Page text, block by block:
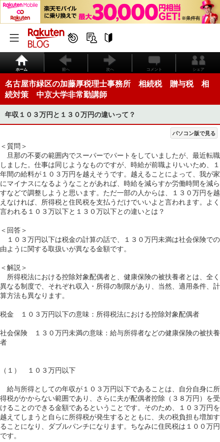
ホーム 前へ 次へ コメント シェア
名古屋市緑区の加藤厚税理士事務所 相続税 贈与税 相
続対策 中京大学非常勤講師
年収１０３万円と１３０万円の違いって？
パソコン版で見る
＜質問＞
旦那の不要の範囲内でスーパーでパートをしていましたが、最近転職
しました。仕事は同じようなものですが、時給が前職よりいいため、１
年間の給料が１０３万円を越えそうです。越えることによって、我が家
にマイナスになるようなことがあれば、時給を減らすか労働時間を減ら
すなどで調整しようと思います。ただ一部の人からは、１３０万円を越
えなければ、所得税と住民税を支払うだけでいいよと言われます。よく
言われる１０３万以下と１３０万以下との違いとは？
＜回答＞
１０３万円以下は税金の計算の話で、１３０万円未満は社会保険での
由ように関する取扱いが異なる金額です。
＜解説＞
所得税法における控除対象配偶者と、健康保険の被扶養者とは、全く
異なる制度で、それぞれ収入・所得の制限があり、当然、適用条件、計
算方法も異なります。
税金 １０３万円以下の意味：所得税法における控除対象配偶者
社会保険 １３０万円未満の意味：給与所得者などの健康保険の被扶養
者
（１） １０３万円以下
給与所得としての年収が１０３万円以下であることは、自分自身に所
得税がかからない範囲であり、さらに夫が配偶者控除（３８万円）を受
けることのできる金額であるということです。そのため、１０３万円を
越えてしまうと自らに所得税が発生するとともに、夫の税負担も増加す
ることになり、ダブルパンチになります。ちなみに住民税は１００万円
です。